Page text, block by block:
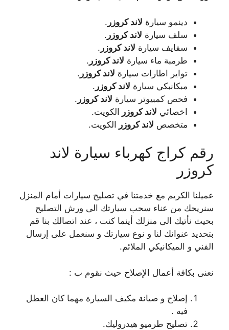
دينمو سيارة لاند كروزر .
سلف سيارة لاند كروزر .
سفايف سيارة لاند كروزر .
طرمبة ماء سيارة لاند كروزر .
تواير اطارات سيارة لاند كروزر .
مبكانبكي سيارة لاند كروزر .
فحص كمبيوتر سيارة لاند كروزر .
اخصائي لاند كروزر الكويت.
متخصص لاند كروزر الكويت.
رقم كراج كهرباء سيارة لاند
كروزر
عميلنا الكريم مع خدمتنا في تصليح سيارات أمام المنزل
سنريحك من عناء سحب سيارتك الى ورش التصليح
بحيث نأتيك الى منزلك أينما كنت ، عند اتصالك بنا قم
بتحديد عنوانك لنا و نوع سيارتك و سنعمل على إرسال
الفني و الميكانيكي الملائم.
نعنى بكافة أعمال الإصلاح حيث نقوم ب :
إصلاح و صيانة مكيف السيارة مهما كان العطل
فيه .
تصليح طرميو هيدروليك.